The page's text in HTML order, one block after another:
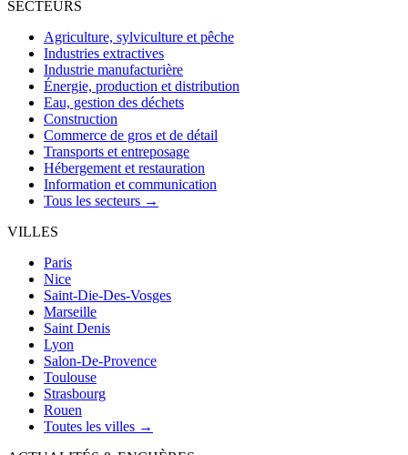
SECTEURS
Agriculture, sylviculture et pêche
Industries extractives
Industrie manufacturière
Énergie, production et distribution
Eau, gestion des déchets
Construction
Commerce de gros et de détail
Transports et entreposage
Hébergement et restauration
Information et communication
Tous les secteurs →
VILLES
Paris
Nice
Saint-Die-Des-Vosges
Marseille
Saint Denis
Lyon
Salon-De-Provence
Toulouse
Strasbourg
Rouen
Toutes les villes →